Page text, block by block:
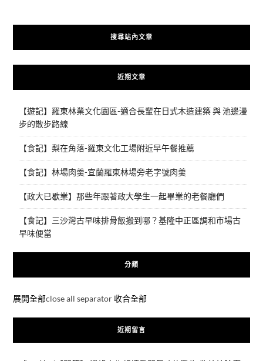
搜尋站內文章
近期文章
【遊記】羅東林業文化園區-適合長輩在日式木造建築 與 池邊漫
步的散步路線
【食記】梨在角落-羅東文化工場附近早午餐推薦
【食記】林場肉羹-宜蘭羅東林場旁老字號肉羹
【政大已歇業】那些年跟著政大學生一起畢業的老餐廳們
【食記】三沙灣古早味排骨飯搬到哪？基隆中正區調和市場古
早味便當
分類
展開全部close all separator 收合全部
近期留言